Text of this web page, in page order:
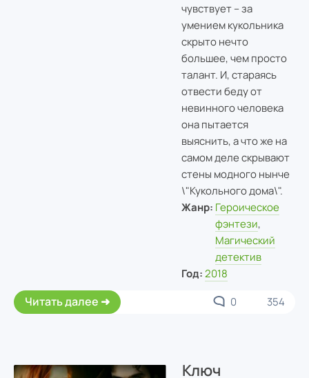
чувствует – за
умением кукольника
скрыто нечто
большее, чем просто
талант. И, стараясь
отвести беду от
невинного человека
она пытается
выяснить, а что же на
самом деле скрывают
стены модного нынче
\"Кукольного дома\".
Жанр: Героическое
фэнтези,
Магический
детектив
Год: 2018
Читать далее 0 354
Ключ